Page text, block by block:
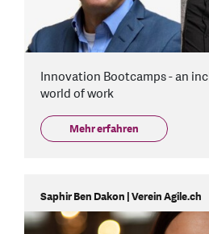
Innovation Bootcamps - an
world of work
Mehr erfahren
Saphir Ben Dakon | Verein Agile.ch